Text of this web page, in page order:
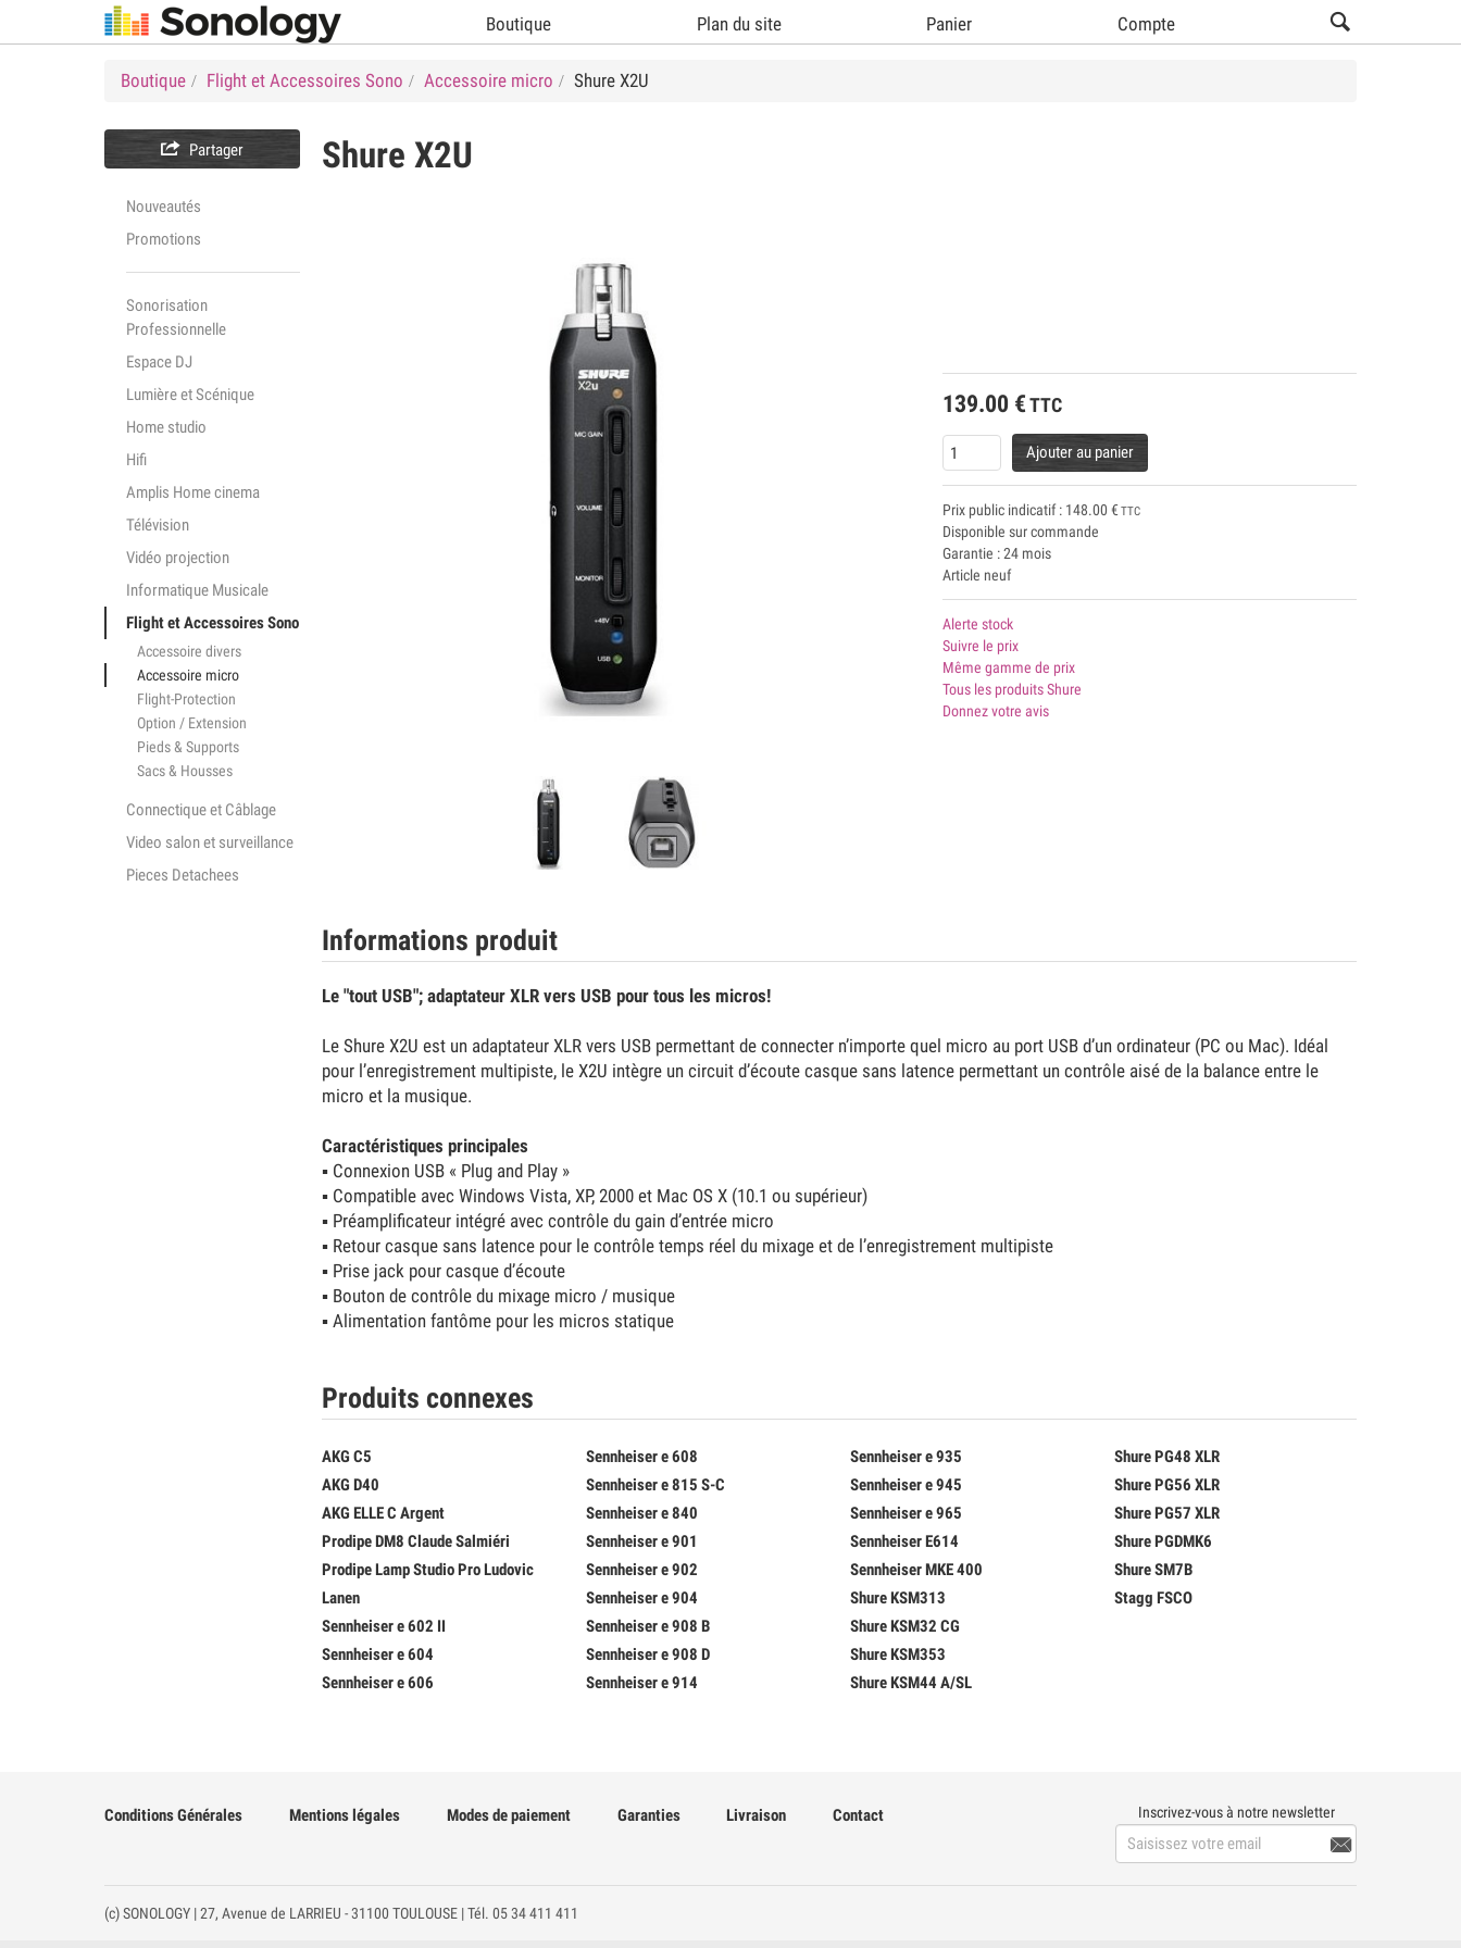
Boutique Plan du site Panier Compte
Boutique Flight et Accessoires Sono Accessoire micro Shure X2U
 Partager
Nouveautés
Promotions
Sonorisation
Professionnelle
Espace DJ
Lumière et Scénique
Home studio
Hifi
Amplis Home cinema
Télévision
Vidéo projection
Informatique Musicale
Flight et Accessoires Sono
Accessoire divers
Accessoire micro
Flight-Protection
Option / Extension
Pieds & Supports
Sacs & Housses
Connectique et Câblage
Video salon et surveillance
Pieces Detachees
Shure X2U
139.00 € TTC
Ajouter au panier
Prix public indicatif : 148.00 € TTC
Disponible sur commande
Garantie : 24 mois
Article neuf
Alerte stock
Suivre le prix
Même gamme de prix
Tous les produits Shure
Donnez votre avis
Informations produit
Le "tout USB"; adaptateur XLR vers USB pour tous les micros!
Le Shure X2U est un adaptateur XLR vers USB permettant de connecter n’importe quel micro au port USB d’un ordinateur (PC ou Mac). Idéal
pour l’enregistrement multipiste, le X2U intègre un circuit d’écoute casque sans latence permettant un contrôle aisé de la balance entre le
micro et la musique.
Caractéristiques principales
▪ Connexion USB « Plug and Play »
▪ Compatible avec Windows Vista, XP, 2000 et Mac OS X (10.1 ou supérieur)
▪ Préamplificateur intégré avec contrôle du gain d’entrée micro
▪ Retour casque sans latence pour le contrôle temps réel du mixage et de l’enregistrement multipiste
▪ Prise jack pour casque d’écoute
▪ Bouton de contrôle du mixage micro / musique
▪ Alimentation fantôme pour les micros statique
Produits connexes
AKG C5
AKG D40
AKG ELLE C Argent
Prodipe DM8 Claude Salmiéri
Prodipe Lamp Studio Pro Ludovic
Lanen
Sennheiser e 602 II
Sennheiser e 604
Sennheiser e 606
Sennheiser e 608
Sennheiser e 815 S-C
Sennheiser e 840
Sennheiser e 901
Sennheiser e 902
Sennheiser e 904
Sennheiser e 908 B
Sennheiser e 908 D
Sennheiser e 914
Sennheiser e 935
Sennheiser e 945
Sennheiser e 965
Sennheiser E614
Sennheiser MKE 400
Shure KSM313
Shure KSM32 CG
Shure KSM353
Shure KSM44 A/SL
Shure PG48 XLR
Shure PG56 XLR
Shure PG57 XLR
Shure PGDMK6
Shure SM7B
Stagg FSCO
Inscrivez-vous à notre newsletter

Conditions Générales Mentions légales Modes de paiement Garanties Livraison Contact
(c) SONOLOGY | 27, Avenue de LARRIEU - 31100 TOULOUSE | Tél. 05 34 411 411